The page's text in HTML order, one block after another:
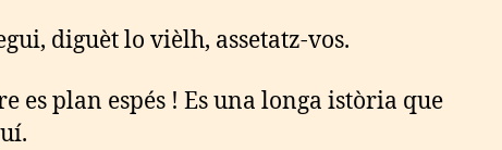
diguèt lo vièlh, assetatz-vos.
es plan espés ! Es una longa istòria que